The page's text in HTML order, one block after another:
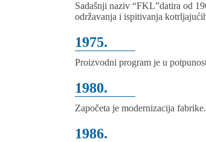
Sadašnji naziv “FKL”datira od
održavanja i ispitivanja
1975.
Proizvodni program je u
1980.
Započeta je modernizacija fabrike.
1986.